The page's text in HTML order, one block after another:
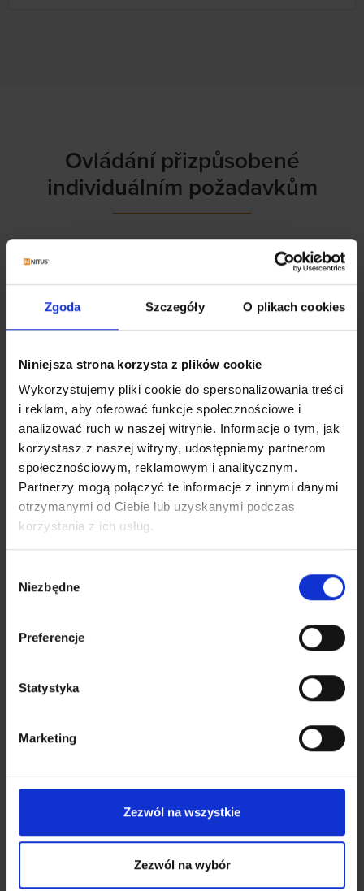
Zgoda Szczegóły O plikach cookies
Niniejsza strona korzysta z plików cookie
Wykorzystujemy pliki cookie do spersonalizowania treści
i reklam, aby oferować funkcje społecznościowe i
analizować ruch w naszej witrynie. Informacje o tym, jak
korzystasz z naszej witryny, udostępniamy partnerom
społecznościowym, reklamowym i analitycznym.
Partnerzy mogą połączyć te informacje z innymi danymi
otrzymanymi od Ciebie lub uzyskanymi podczas
korzystania z ich usług.
zgody
Niezbędne
Preferencje
Statystyka
Marketing
Zezwól na wszystkie
Zezwól na wybór
Ovládání přizpůsobené
individuálním požadavkům
Ruční ovládání
Podomítkovou roletu lze ovládat tradičním způsobem –
Kabelové ovládání